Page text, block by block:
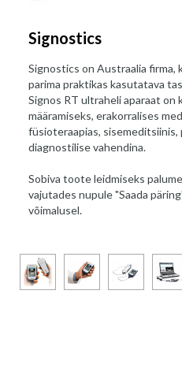
Signostics
Signostics on Austraalia firma,
parima praktikas kasutatava
Signos RT ultraheli aparaat on
määramiseks, erakorralises
füsioteraapias, sisemeditsiinis,
diagnostilise vahendina.
Sobiva toote leidmiseks
vajutades nupule "Saada
võimalusel.